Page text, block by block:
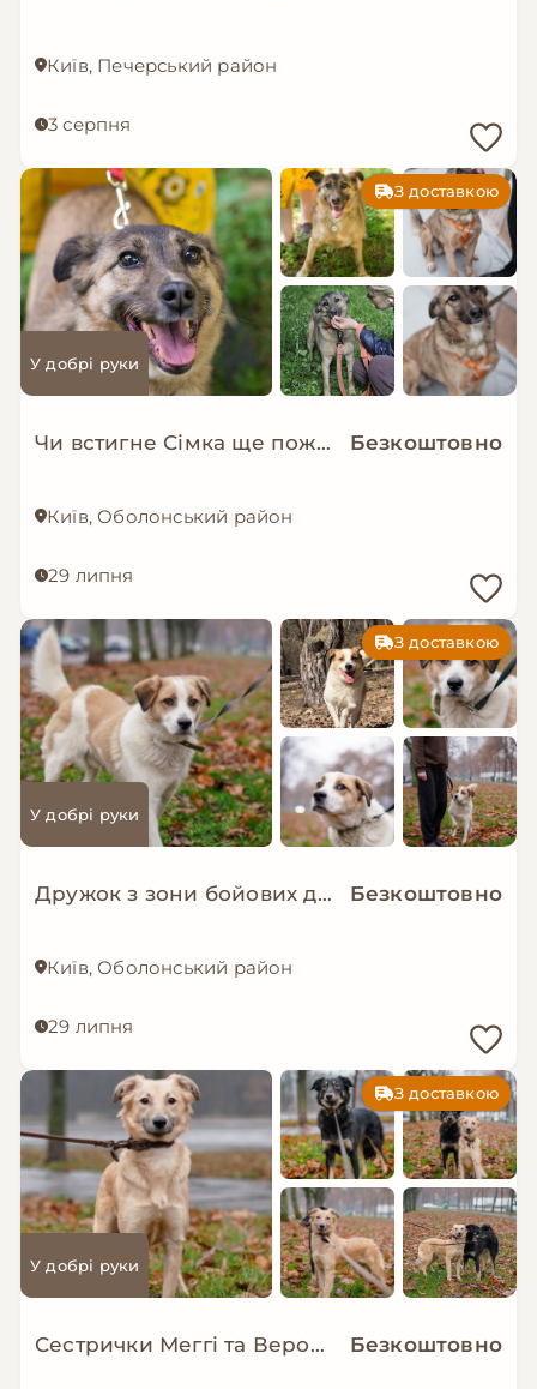
Київ, Печерський район
3 серпня
З доставкою
У добрі руки
Чи встигне Сімка ще пожити в родині? Безкоштовно
Київ, Оболонський район
29 липня
З доставкою
У добрі руки
Дружок з зони бойових дій шукає нову родину! Безкоштовно
Київ, Оболонський район
29 липня
З доставкою
У добрі руки
Сестрички Меггі та Верона мріють про родину! Безкоштовно